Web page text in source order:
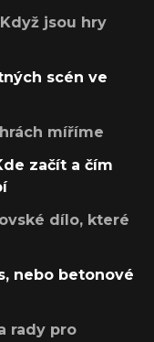
jsou hry
scén ve
míříme
začít a čím
dílo, které
nebo betonové
rady pro